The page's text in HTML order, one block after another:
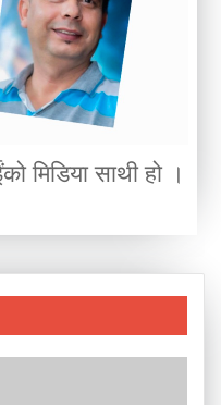
मिडिया साथी हो ।